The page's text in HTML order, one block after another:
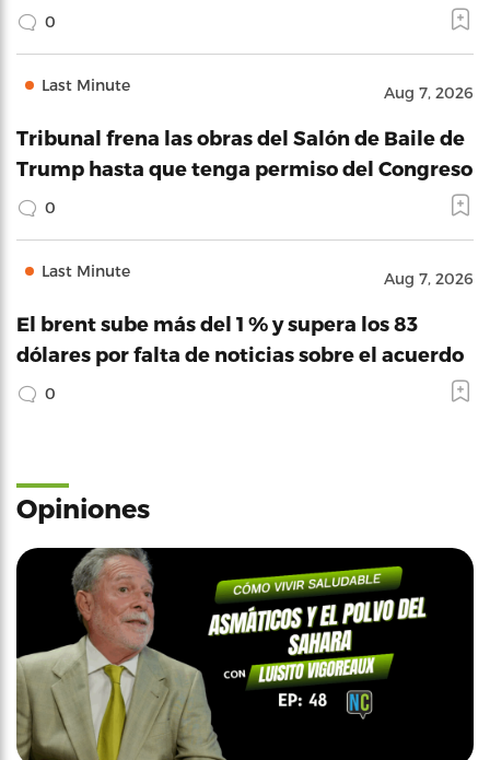
0
Last Minute Aug 7, 2026
Tribunal frena las obras del Salón de Baile de
Trump hasta que tenga permiso del Congreso
0
Last Minute Aug 7, 2026
El brent sube más del 1 % y supera los 83
dólares por falta de noticias sobre el acuerdo
0
Opiniones